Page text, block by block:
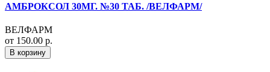
АМБРОКСОЛ 30МГ. №30 ТАБ. /ВЕЛФАРМ/
ВЕЛФАРМ
от 150.00 р.
В корзину